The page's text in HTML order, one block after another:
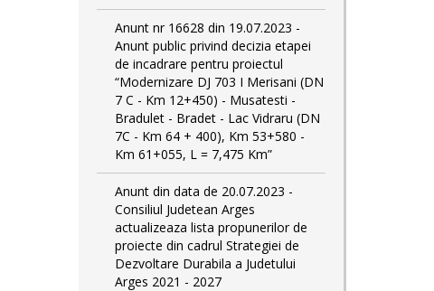
Anunt nr 16628 din 19.07.2023 -
Anunt public privind decizia etapei
de incadrare pentru proiectul
“Modernizare DJ 703 I Merisani (DN
7 C - Km 12+450) - Musatesti -
Bradulet - Bradet - Lac Vidraru (DN
7C - Km 64 + 400), Km 53+580 -
Km 61+055, L = 7,475 Km”
Anunt din data de 20.07.2023 -
Consiliul Judetean Arges
actualizeaza lista propunerilor de
proiecte din cadrul Strategiei de
Dezvoltare Durabila a Judetului
Arges 2021 - 2027